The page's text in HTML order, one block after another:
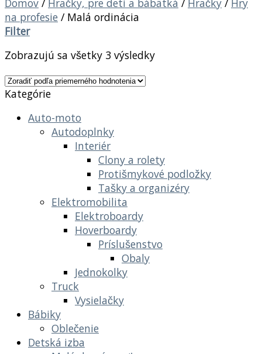
na profesie /Malá ordinácia
Filter
Zobrazujú sa všetky 3 výsledky
Kategórie
Auto-moto
Autodoplnky
Interiér
Clony a rolety
Protišmykové podložky
Tašky a organizéry
Elektromobilita
Elektroboardy
Hoverboardy
Príslušenstvo
Obaly
Jednokolky
Truck
Vysielačky
Bábiky
Oblečenie
Detská izba